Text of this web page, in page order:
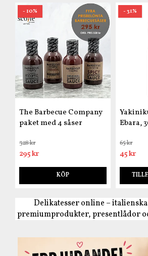
- 10%
The Barbecue Company
paket med 4 såser
328 kr
295 kr
KÖP
- 31%
Ebara,
65 kr
45 kr
Delikatesser online – italienska
premiumprodukter, presentlådor